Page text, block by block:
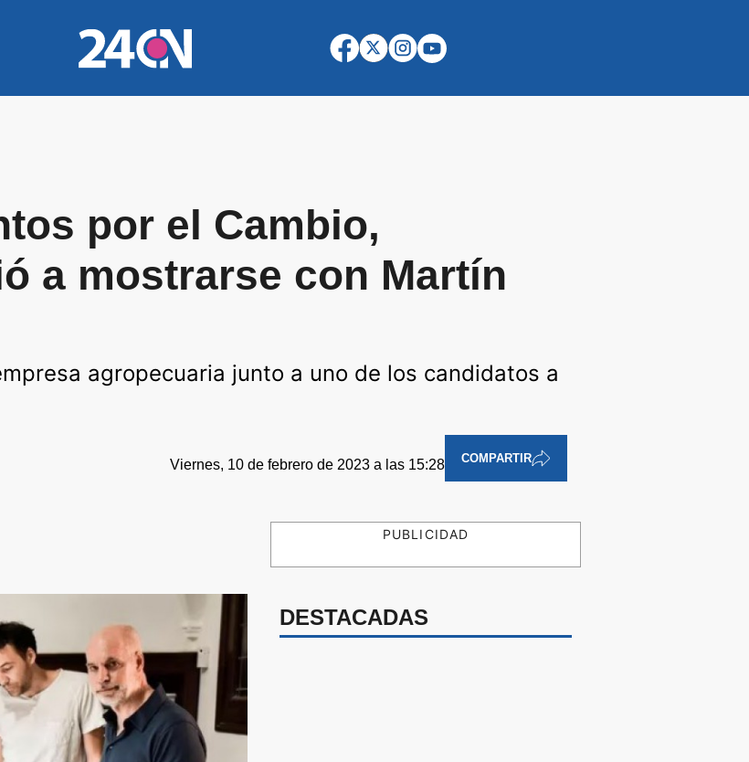
por el Cambio,
a mostrarse con Martín
agropecuaria junto a uno de los candidatos a
Viernes, 10 de febrero de 2023 a las 15:28 COMPARTIR
PUBLICIDAD
DESTACADAS